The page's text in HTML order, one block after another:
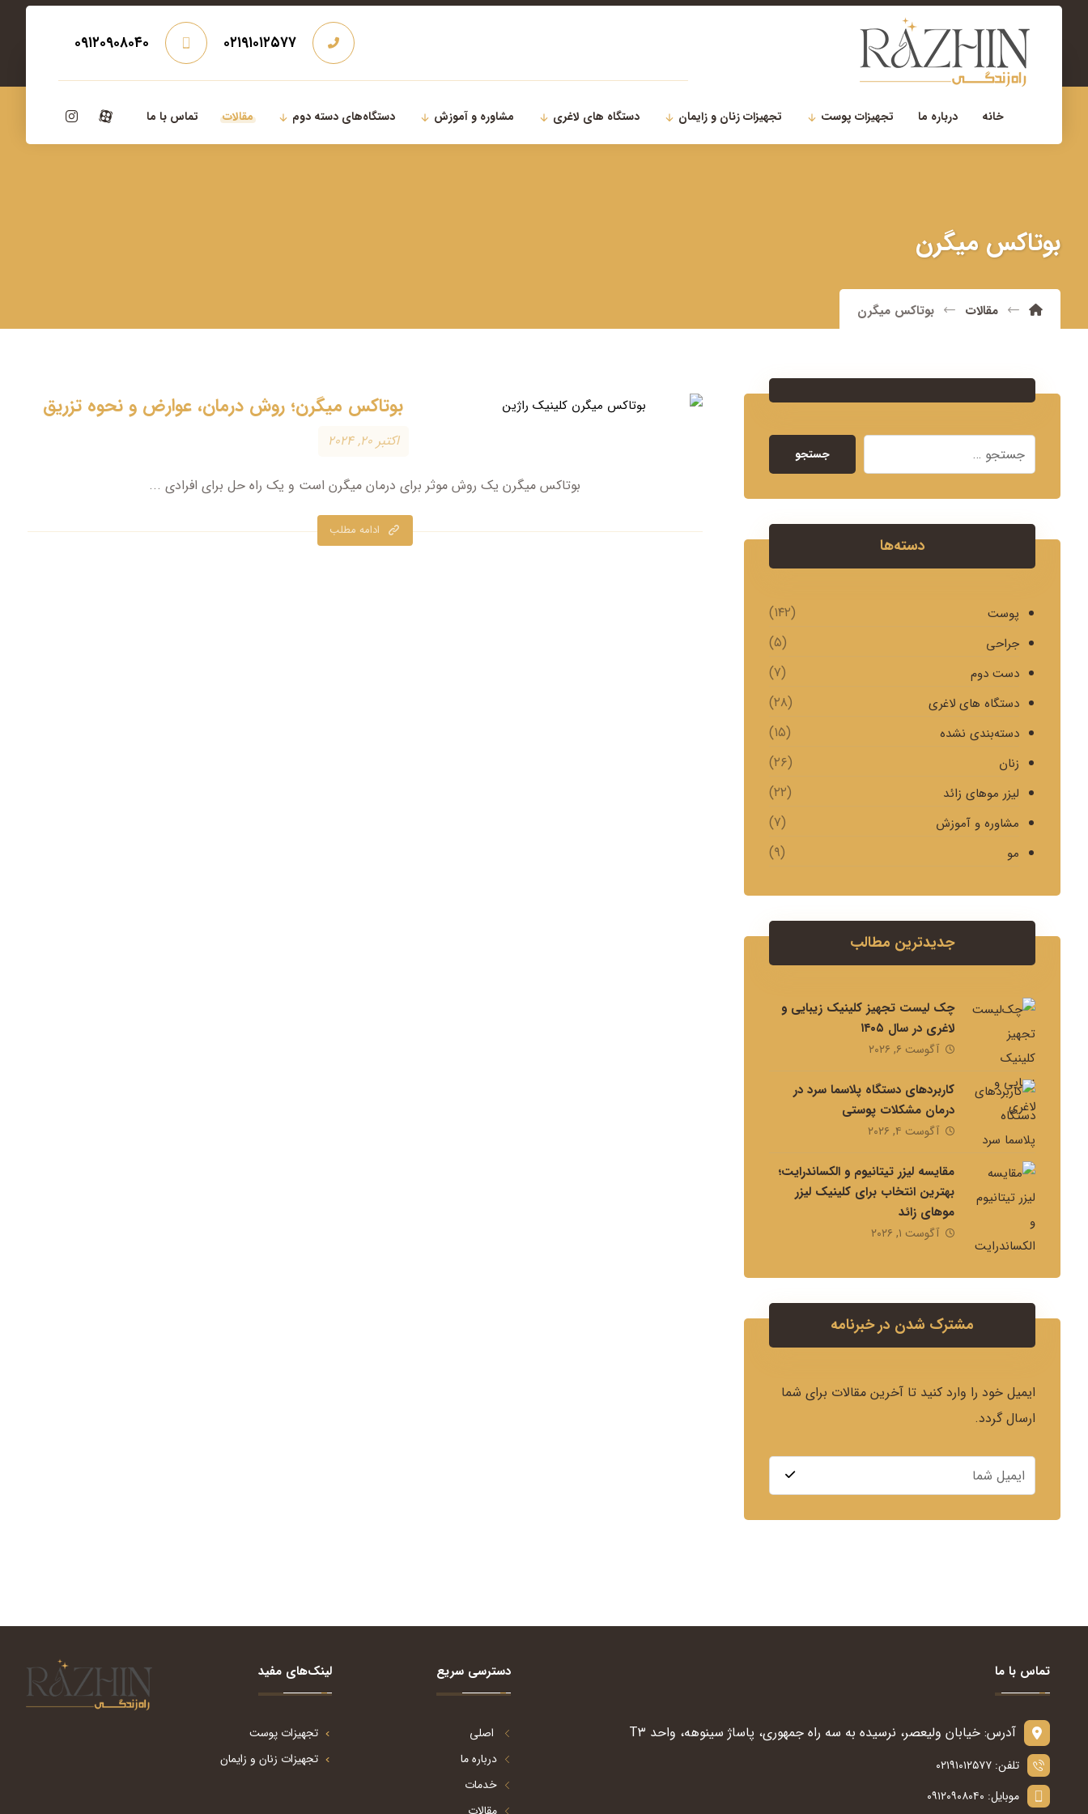
۰۲۱-۲۲۹۰۰۷۵۶
۰۹۱۲۰۹۰۸۰۴۰ ۰۲۱۹۱۰۱۲۵۷۷
خانه درباره ما تجهیزات پوست تجهیزات زنان و زایمان دستگاه های لاغری مشاوره و آموزش دستگاه‌های دسته دوم مقالات تماس با ما
بوتاکس میگرن
مقالات بوتاکس میگرن
بوتاکس میگرن؛ روش درمان، عوارض و نحوه تزریق
اکتبر ۲۰, ۲۰۲۴
بوتاکس میگرن یک روش موثر برای درمان میگرن است و یک راه حل برای افرادی ...
ادامه مطلب
جستجو
دسته‌ها
پوست (۱۴۲)
جراحی (۵)
دست دوم (۷)
دستگاه های لاغری (۲۸)
دسته‌بندی نشده (۱۵)
زنان (۲۶)
لیزر موهای زائد (۲۲)
مشاوره و آموزش (۷)
مو (۹)
جدیدترین مطالب
چک لیست تجهیز کلینیک زیبایی و
لاغری در سال ۱۴۰۵
آگوست ۶, ۲۰۲۶
کاربردهای دستگاه پلاسما سرد در
درمان مشکلات پوستی
آگوست ۴, ۲۰۲۶
مقایسه لیزر تیتانیوم و الکساندرایت؛
بهترین انتخاب برای کلینیک لیزر
موهای زائد
آگوست ۱, ۲۰۲۶
مشترک شدن در خبرنامه
ایمیل خود را وارد کنید تا آخرین مقالات برای شما
ارسال گردد.
تماس با ما
آدرس: خیابان ولیعصر، نرسیده به سه راه جمهوری، پاساژ سینوهه، واحد T۳
تلفن: ۰۲۱۹۱۰۱۲۵۷۷
موبایل: ۰۹۱۲۰۹۰۸۰۴۰
دسترسی سریع
اصلی
درباره ما
خدمات
لینک‌های مفید
تجهیزات پوست
تجهیزات زنان و زایمان